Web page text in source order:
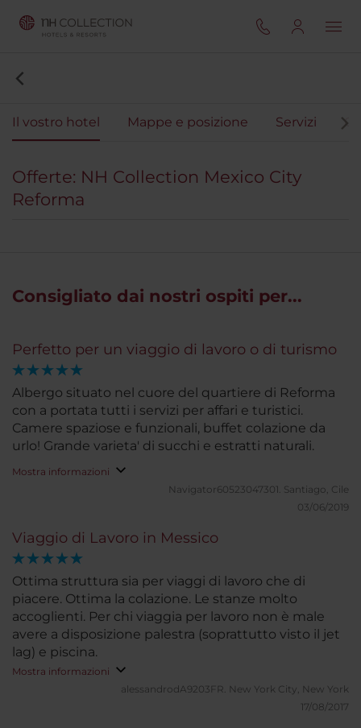
Il vostro hotel Mappe e posizione Servizi
Offerte: NH Collection Mexico City
Reforma
Consigliato dai nostri ospiti per...
Perfetto per un viaggio di lavoro o di turismo
Albergo situato nel cuore del quartiere di Reforma
con a portata tutti i servizi per affari e turistici.
Camere spaziose e funzionali, buffet colazione da
urlo! Grande varieta' di succhi e estratti naturali.
Mostra informazioni
Navigator60523047301. Santiago, Cile
03/06/2019
Viaggio di Lavoro in Messico
Ottima struttura sia per viaggi di lavoro che di
piacere. Ottima la colazione. Le stanze molto
accoglienti. Per chi viaggia per lavoro non è male
avere a disposizione palestra (soprattutto visto il jet
lag) e piscina.
Mostra informazioni
alessandrodA9203FR. New York City, New York
17/08/2017